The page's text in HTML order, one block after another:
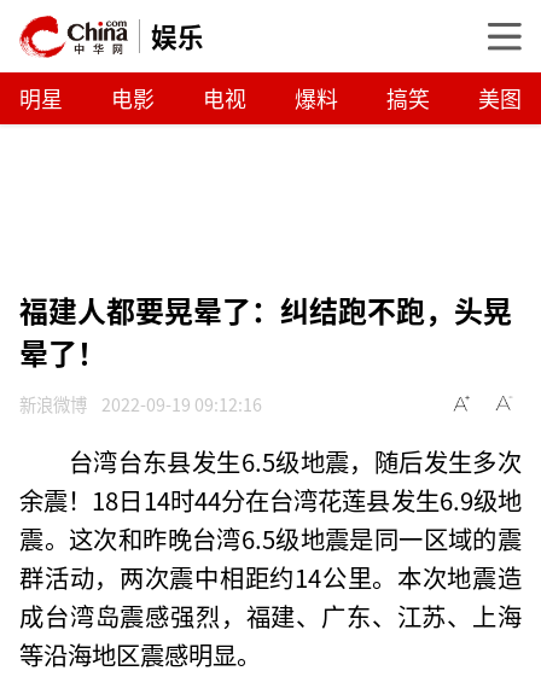
娱乐
明星 电影 电视 爆料 搞笑 美图
福建人都要晃晕了：纠结跑不跑，头晃
晕了！
新浪微博 2022-09-19 09:12:16
台湾台东县发生6.5级地震，随后发生多次
余震！18日14时44分在台湾花莲县发生6.9级地
震。这次和昨晚台湾6.5级地震是同一区域的震
群活动，两次震中相距约14公里。本次地震造
成台湾岛震感强烈，福建、广东、江苏、上海
等沿海地区震感明显。